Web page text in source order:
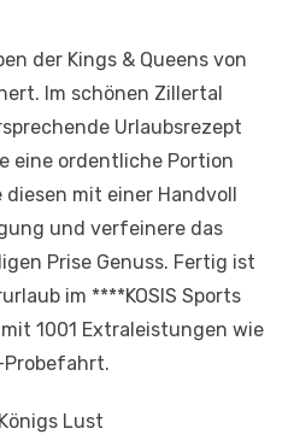
der Kings & Queens von
Im schönen Zillertal
Urlaubsrezept
eine ordentliche Portion
mit einer Handvoll
und verfeinere das
Prise Genuss. Fertig ist
im ****KOSIS Sports
1001 Extraleistungen wie
Probefahrt.
Lust